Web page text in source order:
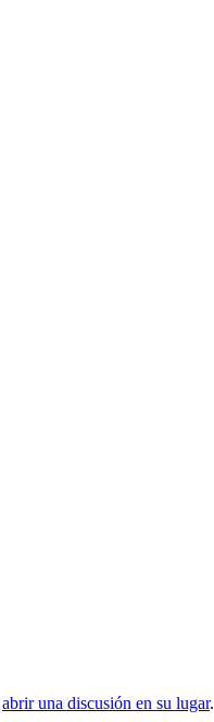
abrir una discusión en su lugar.